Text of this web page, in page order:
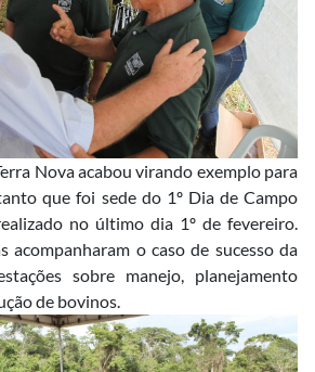
Nova acabou virando exemplo para
que foi sede do 1º Dia de Campo
no último dia 1º de fevereiro.
acompanharam o caso de sucesso da
sobre manejo, planejamento
de bovinos.